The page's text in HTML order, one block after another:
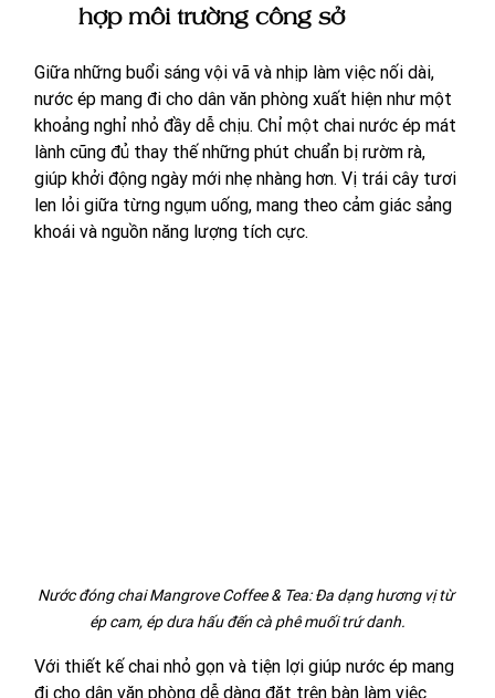
hợp môi trường công sở
Giữa những buổi sáng vội vã và nhịp làm việc nối dài,
nước ép mang đi cho dân văn phòng xuất hiện như một
khoảng nghỉ nhỏ đầy dễ chịu. Chỉ một chai nước ép mát
lành cũng đủ thay thế những phút chuẩn bị rườm rà,
giúp khởi động ngày mới nhẹ nhàng hơn. Vị trái cây tươi
len lỏi giữa từng ngụm uống, mang theo cảm giác sảng
khoái và nguồn năng lượng tích cực.
Nước đóng chai Mangrove Coffee & Tea: Đa dạng hương vị từ
ép cam, ép dưa hấu đến cà phê muối trứ danh.
Với thiết kế chai nhỏ gọn và tiện lợi giúp nước ép mang
đi cho dân văn phòng dễ dàng đặt trên bàn làm việc